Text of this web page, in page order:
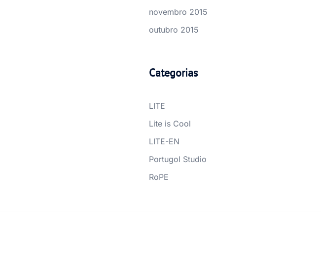
novembro 2015
outubro 2015
Categorias
LITE
Lite is Cool
LITE-EN
Portugol Studio
RoPE